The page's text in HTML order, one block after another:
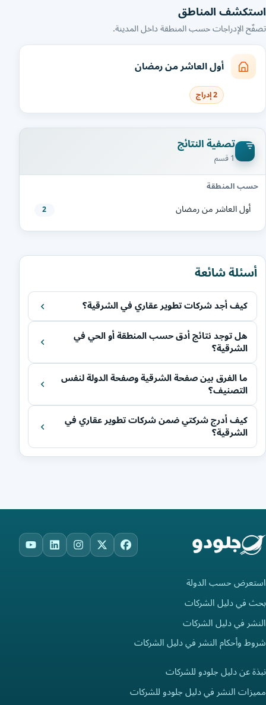
استكشف المناطق
تصفّح الإدراجات حسب المنطقة داخل المدينة.
أول العاشر من رمضان
2 إدراج
تصفية النتائج
1 قسم
حسب المنطقة
أول العاشر من رمضان 2
أسئلة شائعة
كيف أجد شركات تطوير عقاري في الشرقية؟
هل توجد نتائج أدق حسب المنطقة أو الحي في
الشرقية؟
ما الفرق بين صفحة الشرقية وصفحة الدولة لنفس
التصنيف؟
كيف أدرج شركتي ضمن شركات تطوير عقاري في
الشرقية؟
Facebook
X
Instagram
LinkedIn
استعرض حسب الدولة
بحث في دليل الشركات
النشر في دليل الشركات
شروط وأحكام النشر في دليل الشركات
نبذة عن دليل جلودو للشركات
مميزات النشر في دليل جلودو للشركات